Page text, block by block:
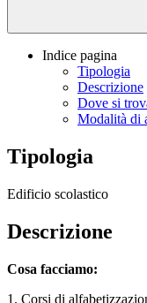
Indice pagina
Tipologia
Descrizione
Dove si
Modalità di
Tipologia
Edificio scolastico
Descrizione
Cosa facciamo:
1. Corsi di